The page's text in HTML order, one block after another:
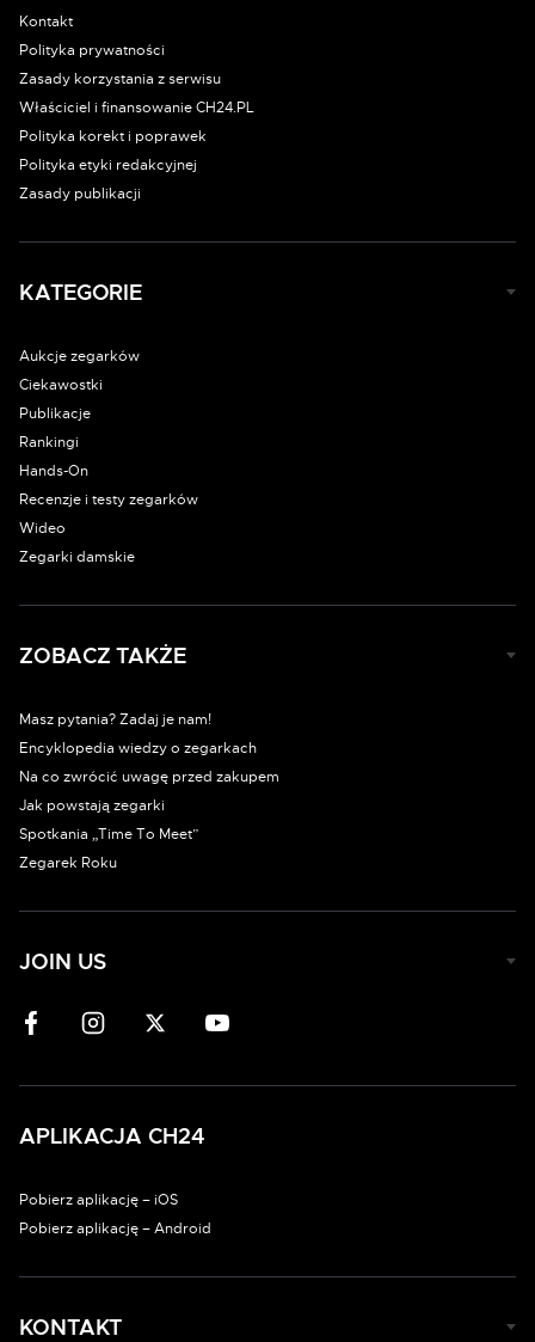
Kontakt
Polityka prywatności
Zasady korzystania z serwisu
Właściciel i finansowanie CH24.PL
Polityka korekt i poprawek
Polityka etyki redakcyjnej
Zasady publikacji
KATEGORIE
Aukcje zegarków
Ciekawostki
Publikacje
Rankingi
Hands-On
Recenzje i testy zegarków
Wideo
Zegarki damskie
ZOBACZ TAKŻE
Masz pytania? Zadaj je nam!
Encyklopedia wiedzy o zegarkach
Na co zwrócić uwagę przed zakupem
Jak powstają zegarki
Spotkania „Time To Meet”
Zegarek Roku
JOIN US
APLIKACJA CH24
Pobierz aplikację – iOS
Pobierz aplikację – Android
KONTAKT